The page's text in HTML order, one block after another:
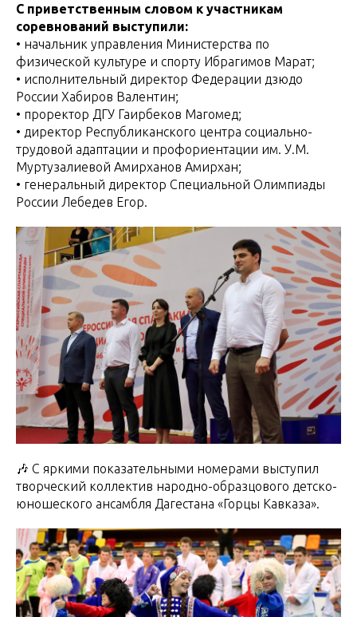
С приветственным словом к участникам
соревнований выступили:
• начальник управления Министерства по
физической культуре и спорту Ибрагимов Марат;
• исполнительный директор Федерации дзюдо
России Хабиров Валентин;
• проректор ДГУ Гаирбеков Магомед;
• директор Республиканского центра социально-
трудовой адаптации и профориентации им. У.М.
Муртузалиевой Амирханов Амирхан;
• генеральный директор Специальной Олимпиады
России Лебедев Егор.
🎶 С яркими показательными номерами выступил
творческий коллектив народно-образцового детско-
юношеского ансамбля Дагестана «Горцы Кавказа».